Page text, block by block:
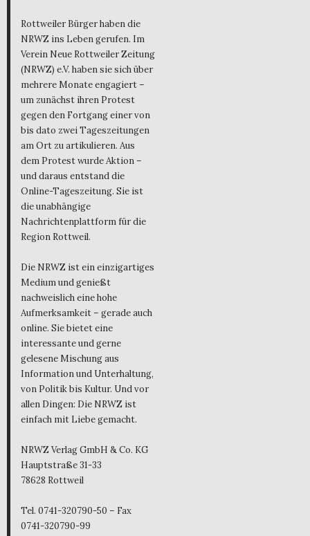
Rottweiler Bürger haben die
NRWZ ins Leben gerufen. Im
Verein Neue Rottweiler Zeitung
(NRWZ) e.V. haben sie sich über
mehrere Monate engagiert –
um zunächst ihren Protest
gegen den Fortgang einer von
bis dato zwei Tageszeitungen
am Ort zu artikulieren. Aus
dem Protest wurde Aktion –
und daraus entstand die
Online-Tageszeitung. Sie ist
die unabhängige
Nachrichtenplattform für die
Region Rottweil.
Die NRWZ ist ein einzigartiges
Medium und genießt
nachweislich eine hohe
Aufmerksamkeit – gerade auch
online. Sie bietet eine
interessante und gerne
gelesene Mischung aus
Information und Unterhaltung,
von Politik bis Kultur. Und vor
allen Dingen: Die NRWZ ist
einfach mit Liebe gemacht.
NRWZ Verlag GmbH & Co. KG
Hauptstraße 31-33
78628 Rottweil
Tel. 0741-320790-50 – Fax
0741-320790-99